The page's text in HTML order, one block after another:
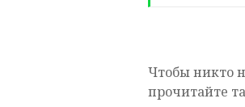
Чтобы никто
прочитайте